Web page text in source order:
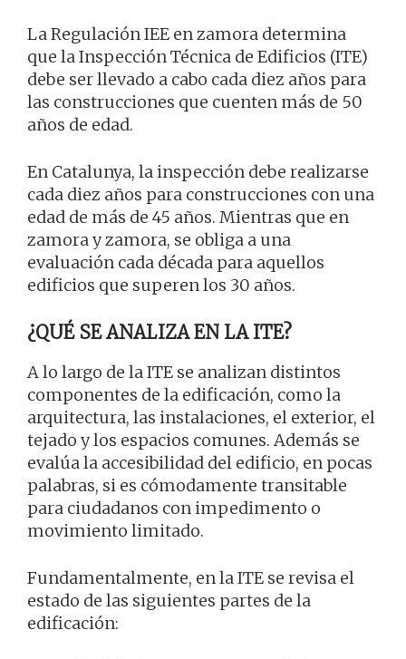
La Regulación IEE en zamora determina
que la Inspección Técnica de Edificios (ITE)
debe ser llevado a cabo cada diez años para
las construcciones que cuenten más de 50
años de edad.
En Catalunya, la inspección debe realizarse
cada diez años para construcciones con una
edad de más de 45 años. Mientras que en
zamora y zamora, se obliga a una
evaluación cada década para aquellos
edificios que superen los 30 años.
¿QUÉ SE ANALIZA EN LA ITE?
A lo largo de la ITE se analizan distintos
componentes de la edificación, como la
arquitectura, las instalaciones, el exterior, el
tejado y los espacios comunes. Además se
evalúa la accesibilidad del edificio, en pocas
palabras, si es cómodamente transitable
para ciudadanos con impedimento o
movimiento limitado.
Fundamentalmente, en la ITE se revisa el
estado de las siguientes partes de la
edificación: